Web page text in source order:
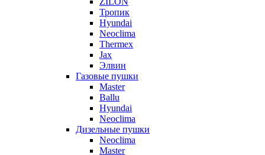
Тропик
Hyundai
Neoclima
Thermex
Jax
Элвин
Газовые пушки
Master
Ballu
Hyundai
Neoclima
Дизельные пушки
Neoclima
Master